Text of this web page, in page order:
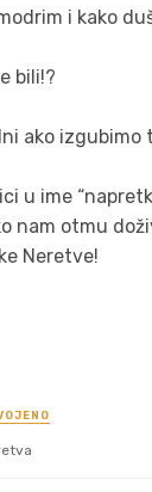
i kako
bili!?
ako izgubimo
u ime
nam otmu
Neretve!